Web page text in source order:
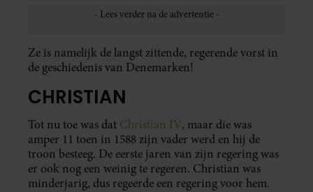
Ze is namelijk de langst zittende, regerende vorst in
de geschiedenis van Denemarken!
CHRISTIAN
Tot nu toe was dat Christian IV, maar die was
amper 11 toen in 1588 zijn vader werd en hij de
troon besteeg. De eerste jaren van zijn regering was
er ook nog een weinig te regeren. Christian was
minderjarig, dus regeerde een regering voor hem.